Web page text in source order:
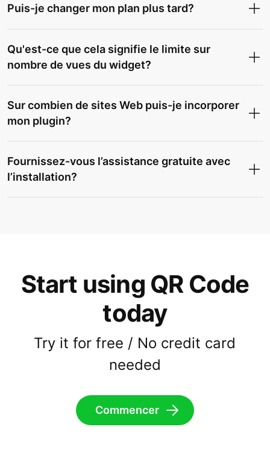
Puis-je changer mon plan plus tard?
Qu'est-ce que cela signifie le limite sur
nombre de vues du widget?
Sur combien de sites Web puis-je incorporer
mon plugin?
Fournissez-vous l’assistance gratuite avec
l’installation?
Start using QR Code
today
Try it for free / No credit card
needed
Commencer